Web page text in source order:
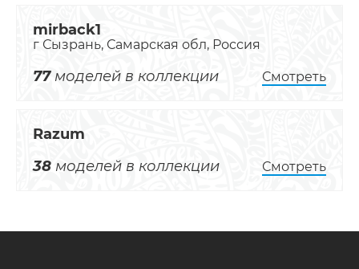
mirback1
г Сызрань, Самарская обл, Россия
77моделей в коллекции Смотреть
Razum
38 моделей в коллекции Смотреть